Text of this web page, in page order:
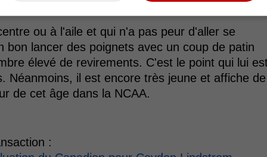
17 points en 35 parties.
ou à l'aile et qui n'a pas peur d'aller se
lancer des poignets avec un coup de patin
élevé de revirements. C'est le point qui lui
Néanmoins, il est encore très jeune et affiche de
de cet âge dans la NCAA.
: